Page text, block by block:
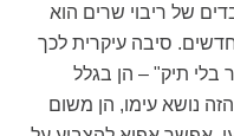
של ריבוי שרים הוא
סיבה עיקרית לכך
תיק" – הן בגלל
נושא עימו, הן משום